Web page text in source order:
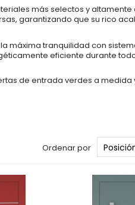
más selectos y altamente
garantizando que su rico
máxima tranquilidad con
eficiente durante
de entrada verdes a medida
Ordenar por